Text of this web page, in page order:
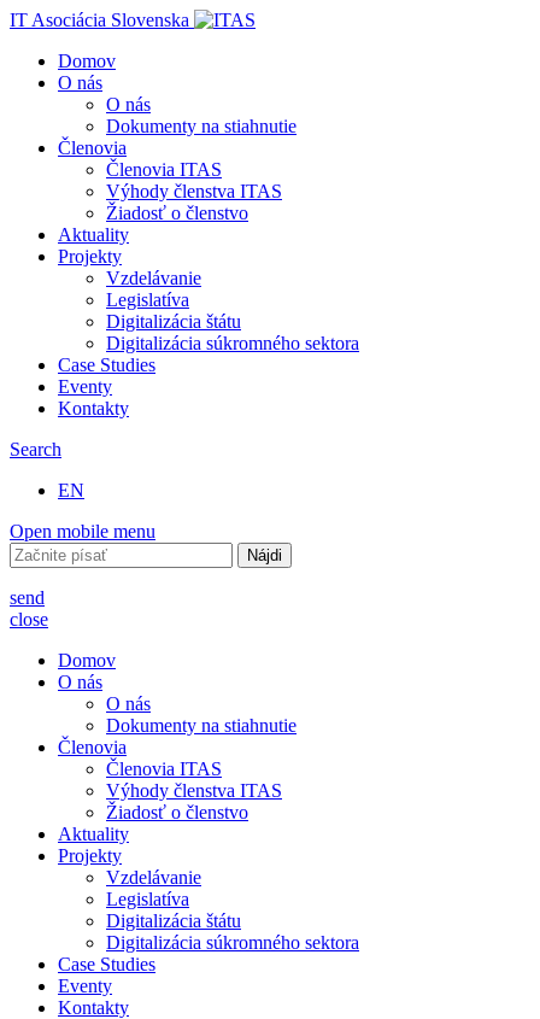
IT Asociácia Slovenska
Domov
O nás
O nás
Dokumenty na stiahnutie
Členovia
Členovia ITAS
Výhody členstva ITAS
Žiadosť o členstvo
Aktuality
Projekty
Vzdelávanie
Legislatíva
Digitalizácia štátu
Digitalizácia súkromného sektora
Case Studies
Eventy
Kontakty
Search
EN
Open mobile menu
Hľadať:
send
close
Domov
O nás
O nás
Dokumenty na stiahnutie
Členovia
Členovia ITAS
Výhody členstva ITAS
Žiadosť o členstvo
Aktuality
Projekty
Vzdelávanie
Legislatíva
Digitalizácia štátu
Digitalizácia súkromného sektora
Case Studies
Eventy
Kontakty